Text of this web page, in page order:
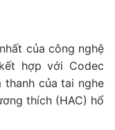
của công nghệ
hợp với Codec
thanh của tai nghe
thích (HAC) hổ